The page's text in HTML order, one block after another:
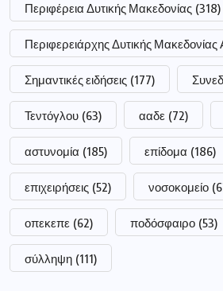
Περιφέρεια Δυτικής Μακεδονίας (318)
Περιφερειάρχης Δυτικής Μακεδονίας
Σημαντικές ειδήσεις (177)
Τεντόγλου (63) ααδε (72)
αστυνομία (185) επίδομα (186)
επιχειρήσεις (52) νοσοκομείο
οπεκεπε (62) ποδόσφαιρο (53)
σύλληψη (111)